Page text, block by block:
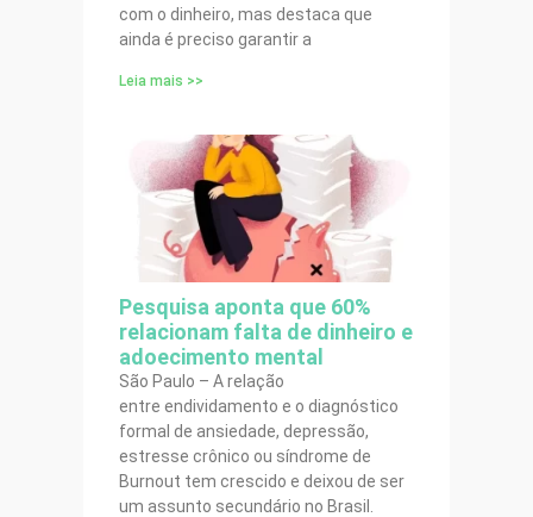
com o dinheiro, mas destaca que
ainda é preciso garantir a
Leia mais >>
Pesquisa aponta que 60%
relacionam falta de dinheiro e
adoecimento mental
São Paulo – A relação
entre endividamento e o diagnóstico
formal de ansiedade, depressão,
estresse crônico ou síndrome de
Burnout tem crescido e deixou de ser
um assunto secundário no Brasil.